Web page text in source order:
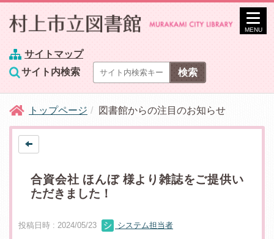
サイトマップ
サイト内検索
MENU
トップページ 図書館からの注目のお知らせ
合資会社 ほんぼ 様より雑誌をご提供い
ただきました！
投稿日時 : 2024/05/23 システム担当者